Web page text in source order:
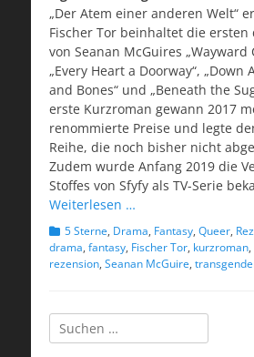
„Der Atem einer anderen Welt“
Fischer Tor beinhaltet die ersten
von Seanan McGuires „Wayward
„Every Heart a Doorway“, „Down
and Bones“ und „Beneath the
erste Kurzroman gewann 2017
renommierte Preise und legte
Reihe, die noch bisher nicht
Zudem wurde Anfang 2019 die
Stoffes von Sfyfy als TV-Serie
Weiterlesen …
Kategorien
5 Sterne, Drama, Fantasy, Queer,
drama, fantasy, Fischer Tor, kurzroman,
rezension, Seanan McGuire,
Suchen
nach: